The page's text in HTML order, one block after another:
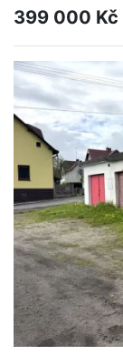
399 000 Kč